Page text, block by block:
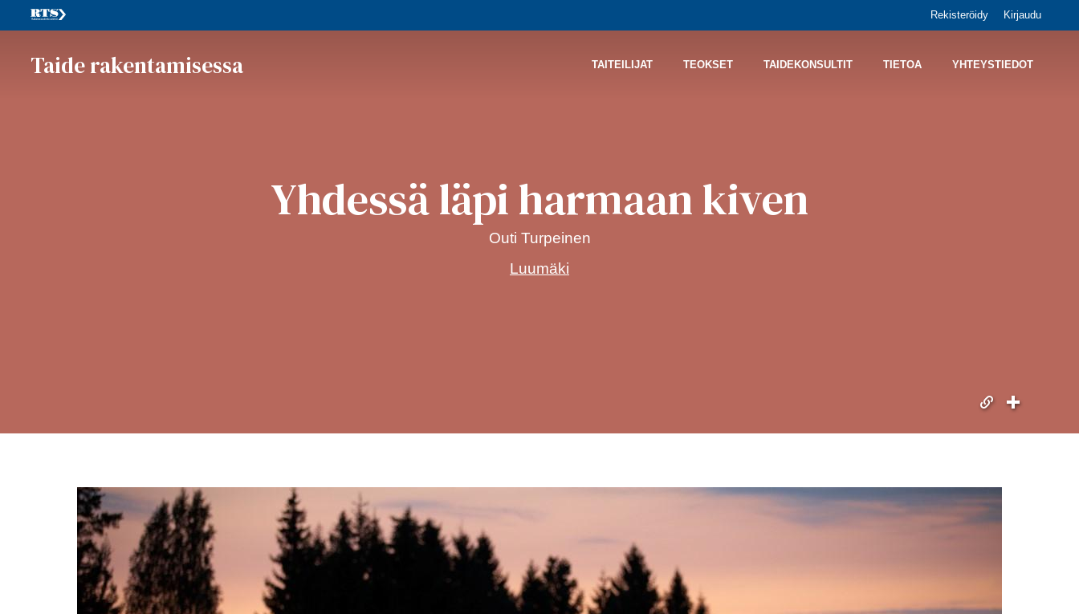
Rekisteröidy Kirjaudu
Taide rakentamisessa TAITEILIJAT TEOKSET TAIDEKONSULTIT TIETOA YHTEYSTIEDOT
Yhdessä läpi harmaan kiven
Outi Turpeinen
Luumäki